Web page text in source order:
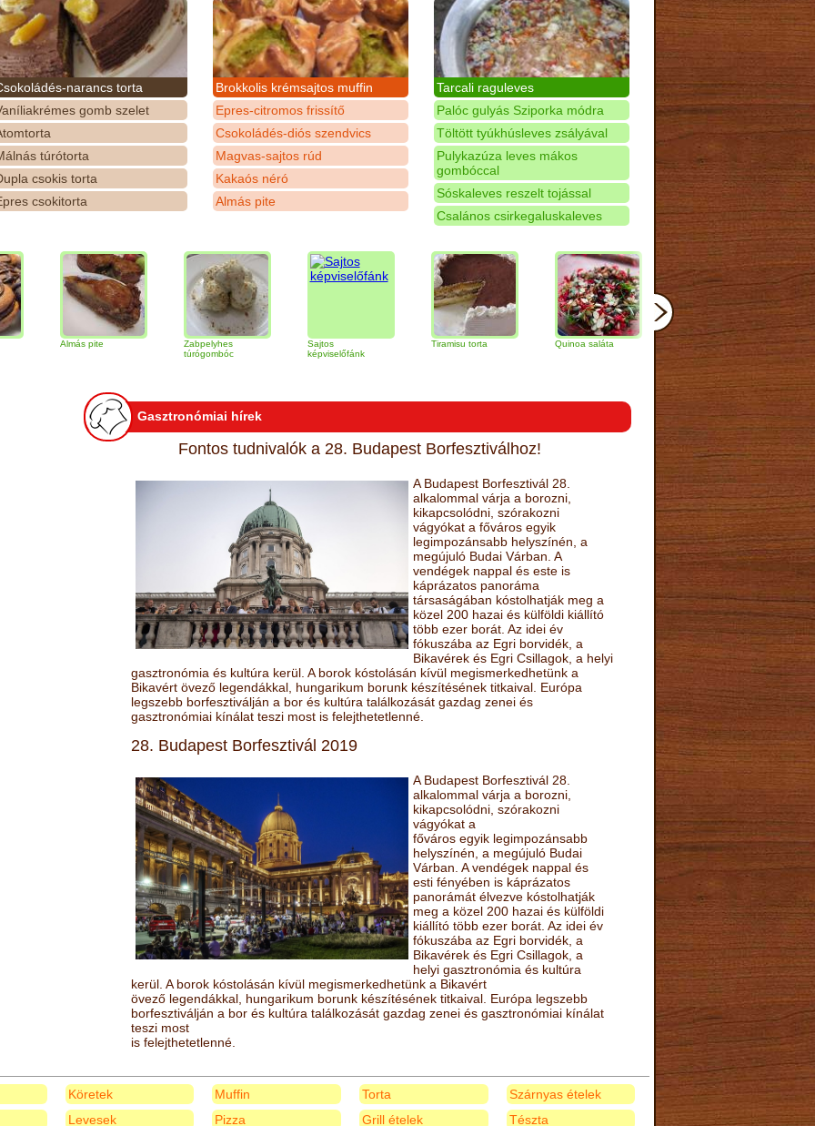
narancs torta
gomb szelet
túrótorta
csokis torta
csokitorta
Brokkolis krémsajtos muffin
Epres-citromos frissítő
Csokoládés-diós szendvics
Magvas-sajtos rúd
Kakaós néró
Almás pite
Tarcali raguleves
Palóc gulyás Sziporka módra
Töltött tyúkhúsleves zsályával
Pulykazúza leves mákos
gombóccal
Sóskaleves reszelt tojással
Csalános csirkegaluskaleves
Zabpelyhes
túrógombóc
képviselőfánk
Tiramisu torta Quinoa saláta Mandulás kifli
Csokoládés-
narancs torta
Gasztronómiai hírek
Fontos tudnivalók a 28. Budapest Borfesztiválhoz!
A Budapest Borfesztivál 28.
alkalommal várja a borozni,
kikapcsolódni, szórakozni
vágyókat a főváros egyik
legimpozánsabb helyszínén, a
megújuló Budai Várban. A
vendégek nappal és este is
káprázatos panoráma
társaságában kóstolhatják meg a
közel 200 hazai és külföldi kiállító
több ezer borát. Az idei év
fókuszába az Egri borvidék, a
Bikavérek és Egri Csillagok, a helyi
gasztronómia és kultúra kerül. A borok kóstolásán kívül megismerkedhetünk a
Bikavért övező legendákkal, hungarikum borunk készítésének titkaival. Európa
legszebb borfesztiválján a bor és kultúra találkozását gazdag zenei és
gasztronómiai kínálat teszi most is felejthetetlenné.
28. Budapest Borfesztivál 2019
A Budapest Borfesztivál 28.
alkalommal várja a borozni,
kikapcsolódni, szórakozni
vágyókat a
főváros egyik legimpozánsabb
helyszínén, a megújuló Budai
Várban. A vendégek nappal és
esti fényében is káprázatos
panorámát élvezve kóstolhatják
meg a közel 200 hazai és külföldi
kiállító több ezer borát. Az idei év
fókuszába az Egri borvidék, a
Bikavérek és Egri Csillagok, a
helyi gasztronómia és kultúra
kerül. A borok kóstolásán kívül megismerkedhetünk a Bikavért
övező legendákkal, hungarikum borunk készítésének titkaival. Európa legszebb
borfesztiválján a bor és kultúra találkozását gazdag zenei és gasztronómiai kínálat
teszi most
is felejthetetlenné.
Köretek
Levesek
Muffin
Pizza
Torta
Grill ételek
Szárnyas ételek
Tészta